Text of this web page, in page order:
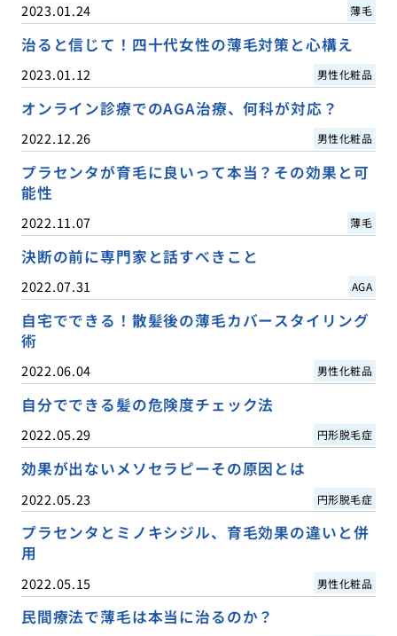
2023.01.24 薄毛
治ると信じて！四十代女性の薄毛対策と心構え
2023.01.12 男性化粧品
オンライン診療でのAGA治療、何科が対応？
2022.12.26 男性化粧品
プラセンタが育毛に良いって本当？その効果と可
能性
2022.11.07 薄毛
決断の前に専門家と話すべきこと
2022.07.31 AGA
自宅でできる！散髪後の薄毛カバースタイリング
術
2022.06.04 男性化粧品
自分でできる髪の危険度チェック法
2022.05.29 円形脱毛症
効果が出ないメソセラピーその原因とは
2022.05.23 円形脱毛症
プラセンタとミノキシジル、育毛効果の違いと併
用
2022.05.15 男性化粧品
民間療法で薄毛は本当に治るのか？